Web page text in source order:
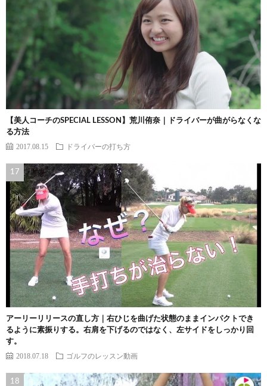
【美人コーチのSPECIAL LESSON】荒川侑奈｜ドライバーが曲がらなくな
る方法
2017.08.15 ドライバーの打ち方
アーリーリリースの直し方｜右ひじを曲げた状態のままインパクトでき
るように素振りする。右肩を下げるのではなく、左サイドをしっかり回
す。
2018.07.18 ゴルフのレッスン動画